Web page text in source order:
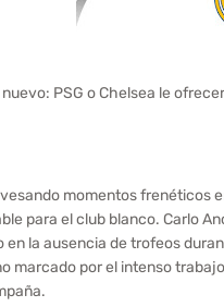
PSG o Chelsea le
momentos frenéticos
para el club blanco. Carlo
la ausencia de trofeos
marcado por el intenso